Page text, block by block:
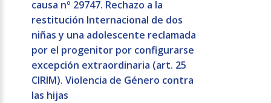
causa nº 29747. Rechazo a la
restitución Internacional de dos
niñas y una adolescente reclamada
por el progenitor por configurarse
excepción extraordinaria (art. 25
CIRIM). Violencia de Género contra
las hijas